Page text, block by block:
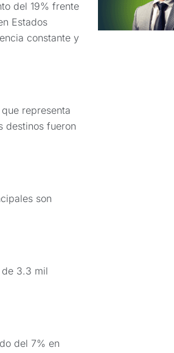
del 19% frente
Estados
constante y
representa
destinos fueron
son
de 3.3 mil
del 7% en